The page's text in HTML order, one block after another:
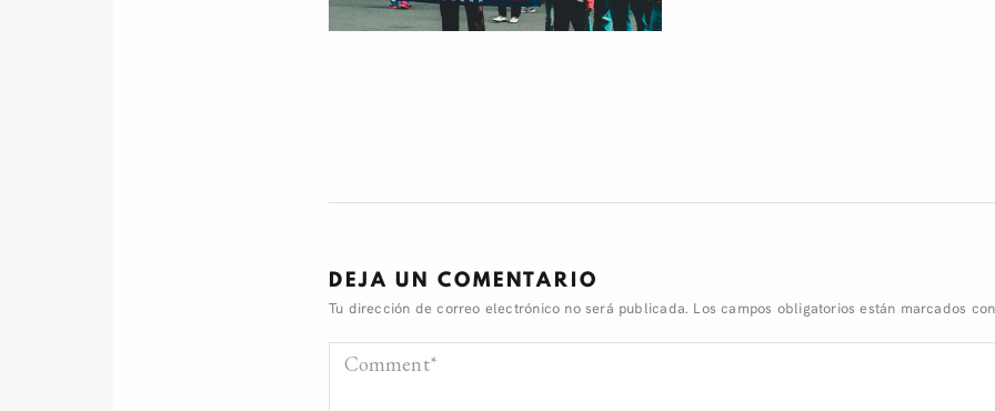
DEJA UN COMENTARIO
Tu dirección de correo electrónico no será publicada. Los campos obligatorios están marcados